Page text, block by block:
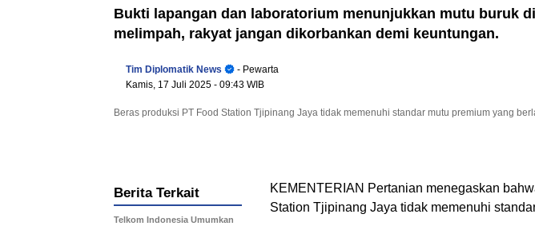
Bukti lapangan dan laboratorium menunjukkan mutu buruk
melimpah, rakyat jangan dikorbankan demi keuntungan.
Tim Diplomatik News
- Pewarta
Kamis, 17 Juli 2025 - 09:43 WIB
Beras produksi PT Food Station Tjipinang Jaya tidak memenuhi standar mutu premium yang
KEMENTERIAN Pertanian menegaskan
Station Tjipinang Jaya tidak memenuhi
Berita Terkait
Telkom Indonesia Umumkan